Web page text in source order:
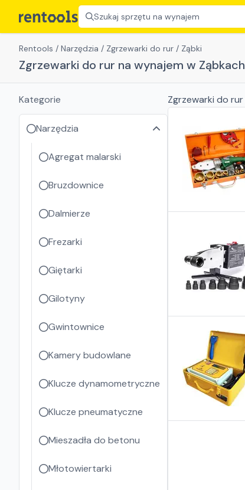
Szukaj sprzętu na wynajem
Rentools / Narzędzia / Zgrzewarki do rur / Ząbki
Zgrzewarki do rur na wynajem w Ząbkach
Zgrzewarki do rur
Kategorie
Narzędzia
Agregat malarski
Bruzdownice
Dalmierze
Frezarki
Giętarki
Gilotyny
Gwintownice
Kamery budowlane
Klucze dynamometryczne
Klucze pneumatyczne
Mieszadła do betonu
Młotowiertarki